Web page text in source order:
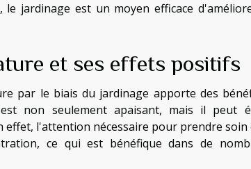
jardinage est un moyen efficace
et ses effets positifs
par le biais du jardinage apporte des
non seulement apaisant, mais il peut
effet, l'attention nécessaire pour prendre
ce qui est bénéfique dans de